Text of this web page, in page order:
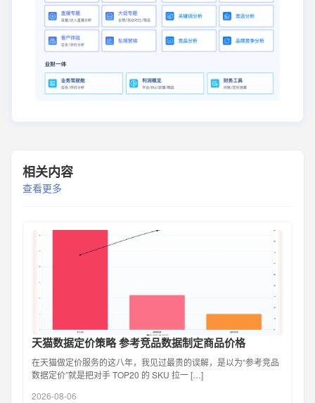
相关内容
查看更多
天猫数据定价策略 参考竞品数据制定商品价格
在天猫做定价服务的这八年，我见过最贵的误解，是以为“参考竞品
数据定价”就是把对手 TOP20 的 SKU 拉一 […]
2026-08-06